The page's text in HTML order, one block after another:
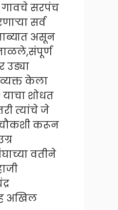
सरपंच
सर्व
असून
उड्या
केला
शोधत
त्यांचे जे
चौकशी करून
वतीने
अखिल